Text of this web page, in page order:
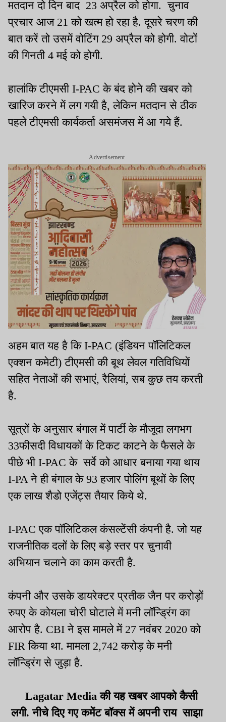
मतदान दो दिन बाद 23 अप्रैल को होगा. चुनाव
प्रचार आज 21 को खत्म हो रहा है. दूसरे चरण की
बात करें तो उसमें वोटिंग 29 अप्रैल को होगी. वोटों
की गिनती 4 मई को होगी.
हालांकि टीएमसी I-PAC के बंद होने की खबर को
खारिज करने में लग गयी है, लेकिन मतदान से ठीक
पहले टीएमसी कार्यकर्ता असमंजस में आ गये हैं.
Advertisement
अहम बात यह है कि I-PAC (इंडियन पॉलिटिकल
एक्शन कमेटी) टीएमसी की बूथ लेवल गतिविधियों
सहित नेताओं की सभाएं, रैलियां, सब कुछ तय करती
है.
सूत्रों के अनुसार बंगाल में पार्टी के मौजूदा लगभग
33फीसदी विधायकों के टिकट काटने के फैसले के
पीछे भी I-PAC के सर्वे को आधार बनाया गया थाय
I-PA ने ही बंगाल के 93 हजार पोलिंग बूथों के लिए
एक लाख शैडो एजेंट्स तैयार किये थे.
I-PAC एक पॉलिटिकल कंसल्टेंसी कंपनी है. जो यह
राजनीतिक दलों के लिए बड़े स्तर पर चुनावी
अभियान चलाने का काम करती है.
कंपनी और उसके डायरेक्टर प्रतीक जैन पर करोड़ों
रुपए के कोयला चोरी घोटाले में मनी लॉन्ड्रिंग का
आरोप है. CBI ने इस मामले में 27 नवंबर 2020 को
FIR किया था. मामला 2,742 करोड़ के मनी
लॉन्ड्रिंग से जुड़ा है.
Lagatar Media की यह खबर आपको कैसी
लगी. नीचे दिए गए कमेंट बॉक्स में अपनी राय साझा